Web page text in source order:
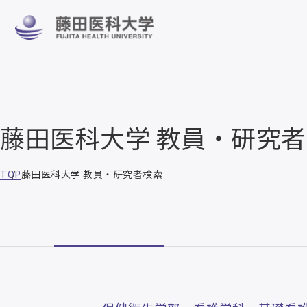
藤田医科大学 教員・研究
TOP藤田医科大学 教員・研究者検索